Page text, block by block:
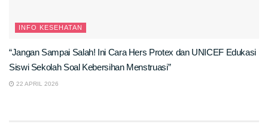
INFO KESEHATAN
“Jangan Sampai Salah! Ini Cara Hers Protex dan UNICEF Edukasi
Siswi Sekolah Soal Kebersihan Menstruasi”
22 APRIL 2026